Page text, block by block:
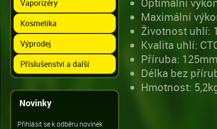
Vaporizéry
Kosmetika
Výprodej
Příslušenství a další
Novinky
Přihlásit se k odběru novinek
Maximální
Životnost uhlí:
Kvalita uhlí:
Příruba:
Délka bez
Hmotnost: